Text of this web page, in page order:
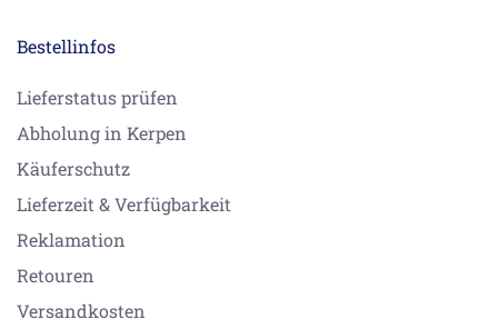
Bestellinfos
Lieferstatus prüfen
Abholung in Kerpen
Käuferschutz
Lieferzeit & Verfügbarkeit
Reklamation
Retouren
Versandkosten